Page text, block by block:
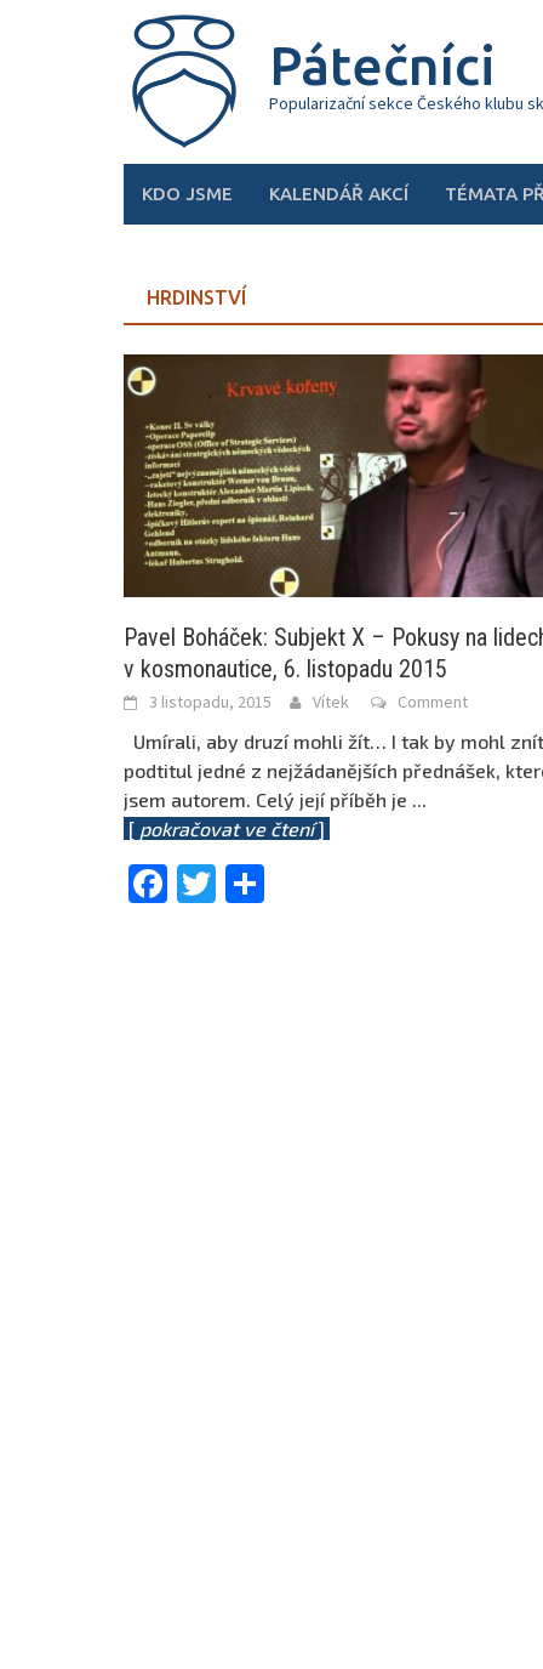
Pátečníci
Popularizační sekce Českého klubu
KDO JSME KALENDÁŘ AKCÍ TÉMATA
HRDINSTVÍ
Pavel Boháček: Subjekt X – Pokusy na
v kosmonautice, 6. listopadu 2015
3 listopadu, 2015 Vítek Comment
Umírali, aby druzí mohli žít… I tak by mohl znít
podtitul jedné z nejžádanějších přednášek,
jsem autorem. Celý její příběh je ...
[ pokračovat ve čtení]
Facebook
Twitter